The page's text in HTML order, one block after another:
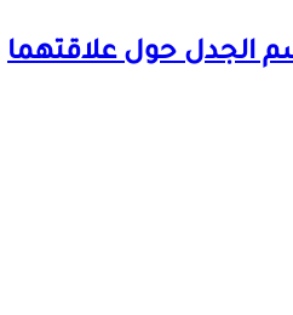
الجدل حول علاقتهما